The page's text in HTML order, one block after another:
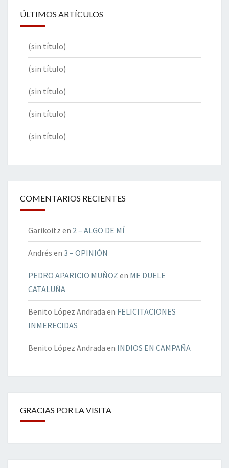
ÚLTIMOS ARTÍCULOS
(sin título)
(sin título)
(sin título)
(sin título)
(sin título)
COMENTARIOS RECIENTES
Garikoitz en 2 – ALGO DE MÍ
Andrés en 3 – OPINIÓN
PEDRO APARICIO MUÑOZ en ME DUELE
CATALUÑA
Benito López Andrada en FELICITACIONES
INMERECIDAS
Benito López Andrada en INDIOS EN CAMPAÑA
GRACIAS POR LA VISITA